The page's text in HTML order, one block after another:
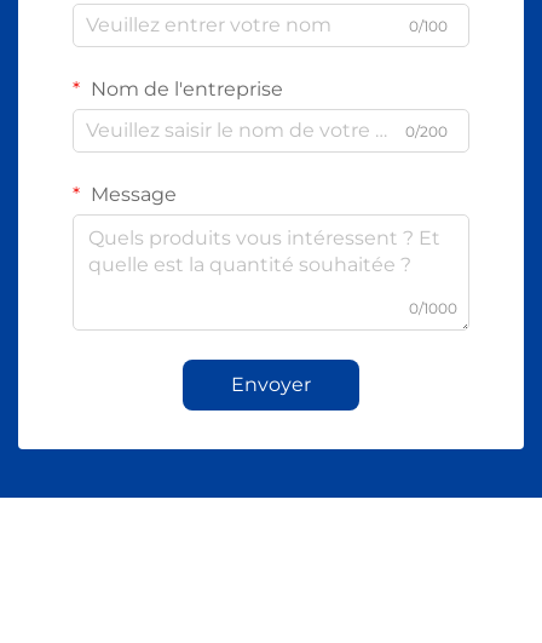
0/100
Nom de l'entreprise
0/200
Message
0/1000
Envoyer